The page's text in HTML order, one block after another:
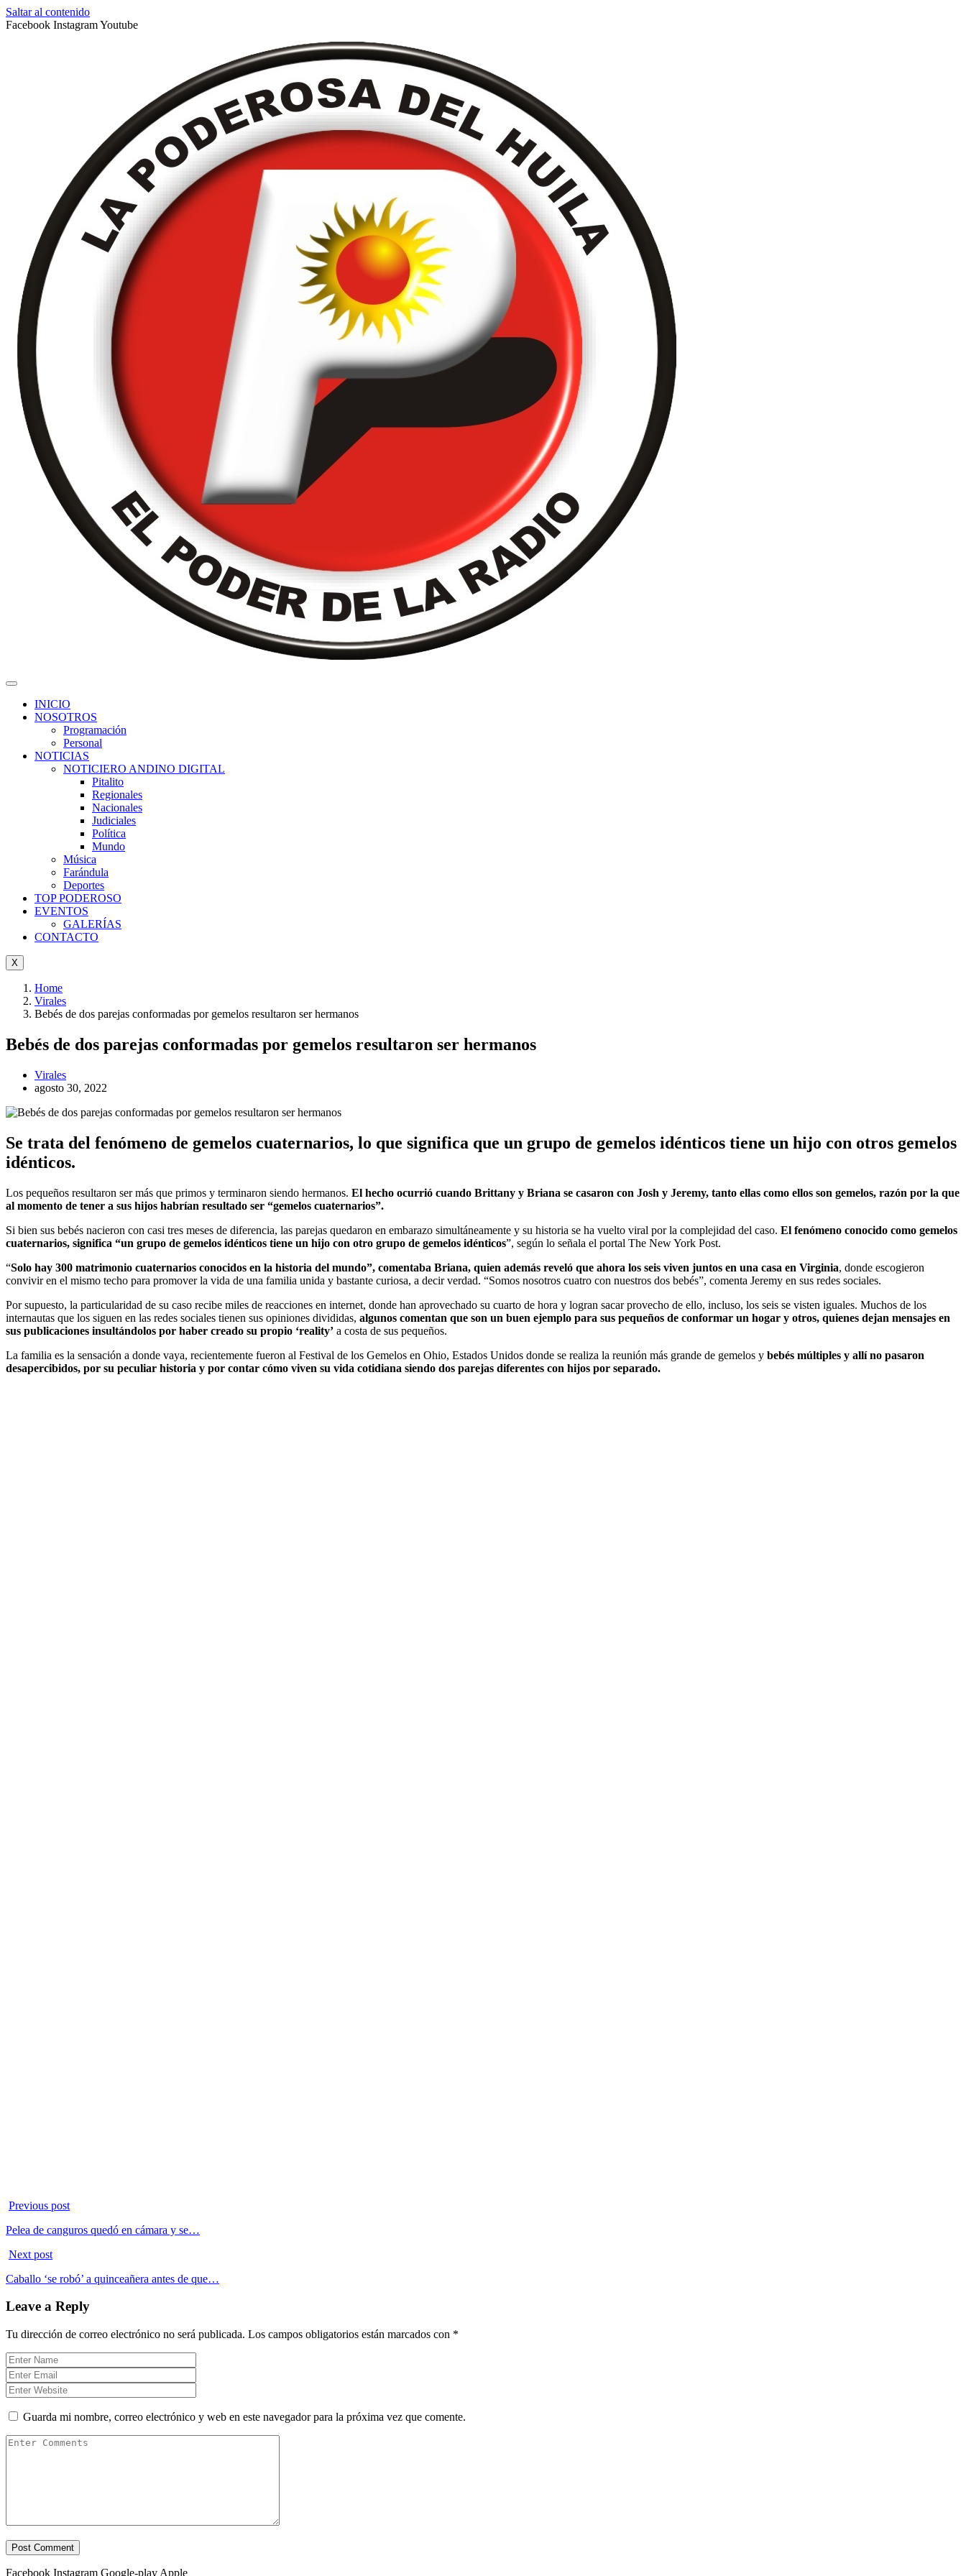
Saltar al contenido
Facebook InstagramYoutube
INICIO
NOSOTROS
Programación
Personal
NOTICIAS
NOTICIERO ANDINO DIGITAL
Pitalito
Regionales
Nacionales
Judiciales
Política
Mundo
Música
Farándula
Deportes
TOP PODEROSO
EVENTOS
GALERÍAS
CONTACTO
X
Home
Virales
Bebés de dos parejas conformadas por gemelos resultaron ser hermanos
Bebés de dos parejas conformadas por gemelos resultaron ser hermanos
Virales
agosto 30, 2022
Se trata del fenómeno de gemelos cuaternarios, lo que significa que un grupo de gemelos idénticos tiene un hijo con otros gemelos
idénticos.
Los pequeños resultaron ser más que primos y terminaron siendo hermanos. El hecho ocurrió cuando Brittany y Briana se casaron con Josh y Jeremy, tanto ellas como ellos son gemelos, razón por la que
al momento de tener a sus hijos habrían resultado ser “gemelos cuaternarios”.
Si bien sus bebés nacieron con casi tres meses de diferencia, las parejas quedaron en embarazo simultáneamente y su historia se ha vuelto viral por la complejidad del caso. El fenómeno conocido como gemelos
cuaternarios, significa “un grupo de gemelos idénticos tiene un hijo con otro grupo de gemelos idénticos”, según lo señala el portal The New York Post.
“Solo hay 300 matrimonio cuaternarios conocidos en la historia del mundo”, comentaba Briana, quien además reveló que ahora los seis viven juntos en una casa en Virginia, donde escogieron
convivir en el mismo techo para promover la vida de una familia unida y bastante curiosa, a decir verdad. “Somos nosotros cuatro con nuestros dos bebés”, comenta Jeremy en sus redes sociales.
Por supuesto, la particularidad de su caso recibe miles de reacciones en internet, donde han aprovechado su cuarto de hora y logran sacar provecho de ello, incluso, los seis se visten iguales. Muchos de los
internautas que los siguen en las redes sociales tienen sus opiniones divididas, algunos comentan que son un buen ejemplo para sus pequeños de conformar un hogar y otros, quienes dejan mensajes en
sus publicaciones insultándolos por haber creado su propio ‘reality’ a costa de sus pequeños.
La familia es la sensación a donde vaya, recientemente fueron al Festival de los Gemelos en Ohio, Estados Unidos donde se realiza la reunión más grande de gemelos y bebés múltiples y allí no pasaron
desapercibidos, por su peculiar historia y por contar cómo viven su vida cotidiana siendo dos parejas diferentes con hijos por separado.
Previous post
Pelea de canguros quedó en cámara y se…
Next post
Caballo ‘se robó’ a quinceañera antes de que…
Leave a Reply
Tu dirección de correo electrónico no será publicada. Los campos obligatorios están marcados con *
Guarda mi nombre, correo electrónico y web en este navegador para la próxima vez que comente.
Facebook Instagram Google-play Apple